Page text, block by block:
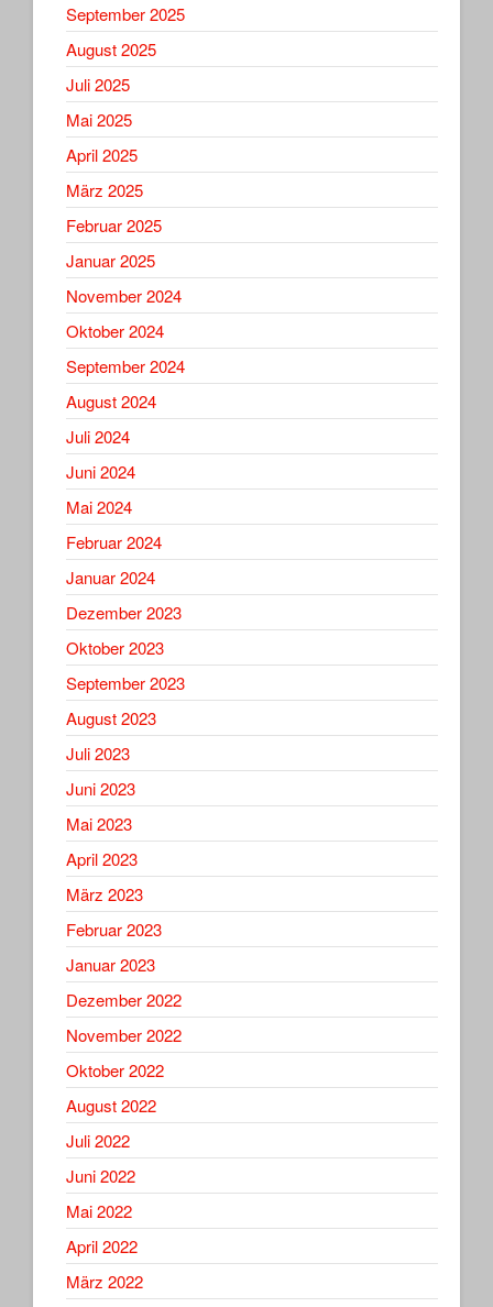
September 2025
August 2025
Juli 2025
Mai 2025
April 2025
März 2025
Februar 2025
Januar 2025
November 2024
Oktober 2024
September 2024
August 2024
Juli 2024
Juni 2024
Mai 2024
Februar 2024
Januar 2024
Dezember 2023
Oktober 2023
September 2023
August 2023
Juli 2023
Juni 2023
Mai 2023
April 2023
März 2023
Februar 2023
Januar 2023
Dezember 2022
November 2022
Oktober 2022
August 2022
Juli 2022
Juni 2022
Mai 2022
April 2022
März 2022